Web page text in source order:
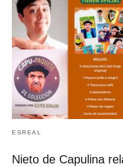
ESREAL
Nieto de Capulina